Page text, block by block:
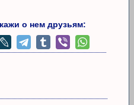
о нем друзьям: